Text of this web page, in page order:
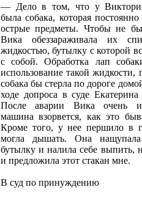
— Дело в том, что у
была собака, которая
острые предметы. Чтобы не
Вика обеззараживала их
жидкостью, бутылку с которой
с собой. Обработка лап
использование такой жидкости,
собака бы стерла по дороге
ходе допроса в суде
После аварии Вика очень
машина взорвется, как это
Кроме того, у нее першило в
могла дышать. Она
бутылку и налила себе выпить,
и предложила этот стакан мне.
В суд по принуждению